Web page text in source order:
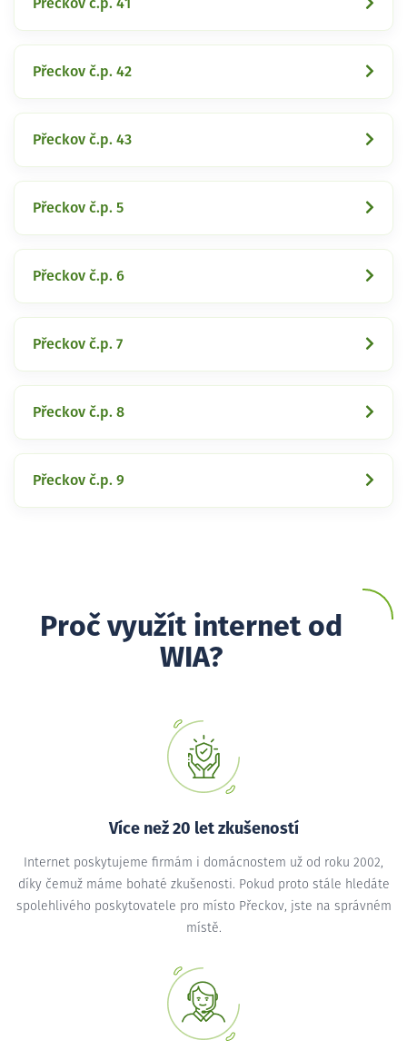
Přeckov č.p. 41
Přeckov č.p. 42
Přeckov č.p. 43
Přeckov č.p. 5
Přeckov č.p. 6
Přeckov č.p. 7
Přeckov č.p. 8
Přeckov č.p. 9
Proč využít internet od
WIA?
Více než 20 let zkušeností
Internet poskytujeme firmám i domácnostem už od roku 2002,
díky čemuž máme bohaté zkušenosti. Pokud proto stále hledáte
spolehlivého poskytovatele pro místo Přeckov, jste na správném
místě.